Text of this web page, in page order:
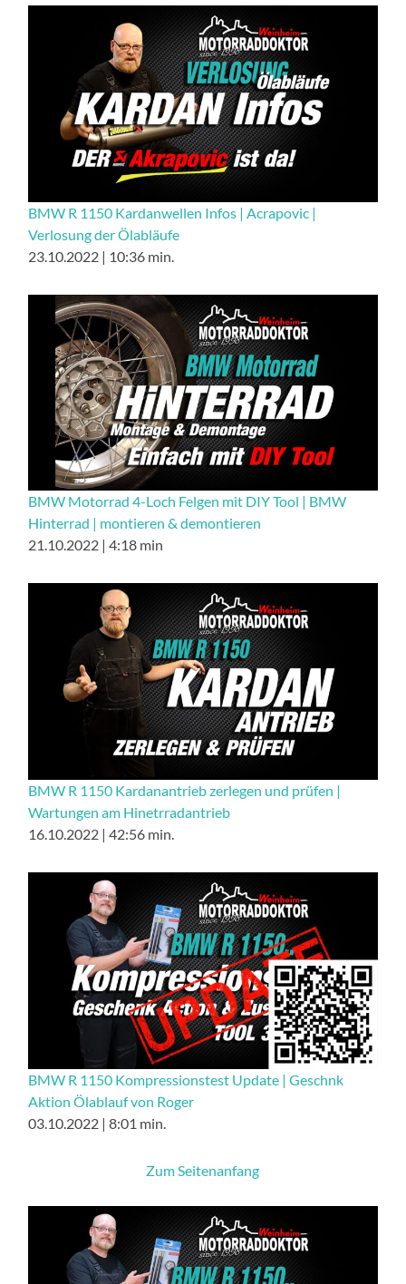
BMW R 1150 Kardanwellen Infos | Acrapovic |
Verlosung der Ölabläufe
23.10.2022 | 10:36 min.
BMW Motorrad 4-Loch Felgen mit DIY Tool | BMW
Hinterrad | montieren & demontieren
21.10.2022 | 4:18 min
BMW R 1150 Kardanantrieb zerlegen und prüfen |
Wartungen am Hinetrradantrieb
16.10.2022 | 42:56 min.
BMW R 1150 Kompressionstest Update | Geschnk
Aktion Ölablauf von Roger
03.10.2022 | 8:01 min.
Zum Seitenanfang